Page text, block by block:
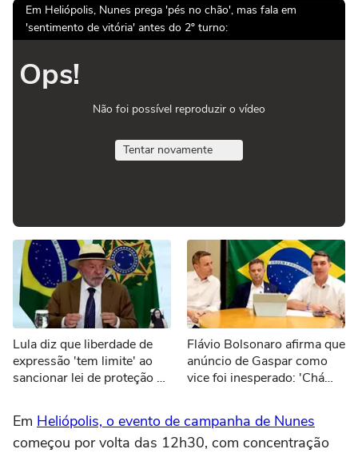
Em Heliópolis, Nunes prega 'pés no chão', mas fala em
'sentimento de vitória' antes do 2º turno:
Ops!
Não foi possível reproduzir o vídeo
Tentar novamente
Lula diz que liberdade de
expressão 'tem limite' ao
sancionar lei de proteção a
Flávio Bolsonaro afirma que
anúncio de Gaspar como
vice foi inesperado: 'Chá
Em Heliópolis, o evento de campanha de Nunes
começou por volta das 12h30, com concentração